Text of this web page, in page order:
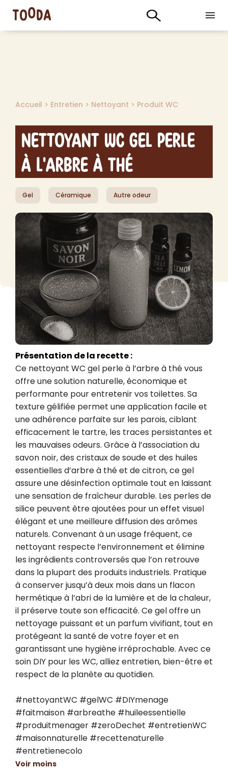
Accueil > Entretien > Nettoyant > Produit WC
Nettoyant WC Gel Perle
à l'Arbre à Thé
Gel Céramique Autre odeur
Présentation de la recette :
Ce nettoyant WC gel perle à l’arbre à thé vous
offre une solution naturelle, économique et
performante pour entretenir vos toilettes. Sa
texture gélifiée permet une application facile et
une adhérence parfaite sur les parois, ciblant
efficacement le tartre, les traces persistantes et
les mauvaises odeurs. Grâce à l’association du
savon noir, des cristaux de soude et des huiles
essentielles d’arbre à thé et de citron, ce gel
assure une désinfection optimale tout en laissant
une sensation de fraîcheur durable. Les perles de
silice peuvent être ajoutées pour un effet visuel
élégant et une meilleure diffusion des arômes
naturels. Convenant à un usage fréquent, ce
nettoyant respecte l’environnement et élimine
les ingrédients controversés que l’on retrouve
dans la plupart des produits industriels. Pratique
à conserver jusqu’à deux mois dans un flacon
hermétique à l’abri de la lumière et de la chaleur,
il préserve toute son efficacité. Ce gel offre un
nettoyage puissant et un parfum vivifiant, tout en
protégeant la santé de votre foyer et en
garantissant une hygiène irréprochable. Avec ce
soin DIY pour les WC, alliez entretien, bien-être et
respect de la planète au quotidien.
#nettoyantWC #gelWC #DIYmenage
#faitmaison #arbreathe #huileessentielle
#produitmenager #zeroDechet #entretienWC
#maisonnaturelle #recettenaturelle
#entretienecolo
Voir moins